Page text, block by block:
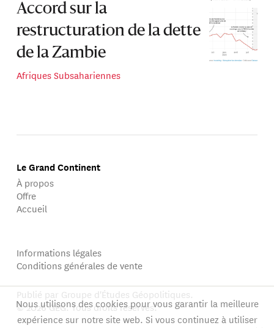
Accord sur la
restructuration de la dette
de la Zambie
Afriques Subsahariennes
Le Grand Continent
À propos
Offre
Accueil
Informations légales
Conditions générales de vente
Publié par Groupe d'Études Géopolitiques.
© 2026 GEG. Tous droits réservés.
Nous utilisons des cookies pour vous garantir la meilleure
expérience sur notre site web. Si vous continuez à utiliser